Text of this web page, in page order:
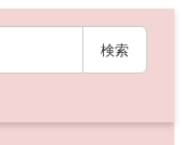
検索